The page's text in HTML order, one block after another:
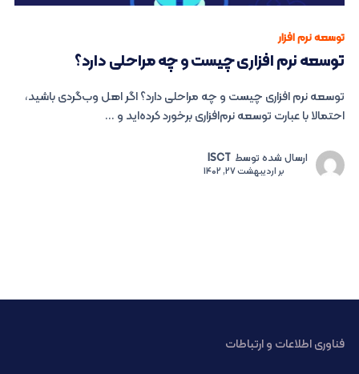
توسعه نرم افزار
توسعه نرم ‌افزاری چیست و چه مراحلی دارد؟
توسعه نرم ‌افزاری چیست و چه مراحلی دارد؟ اگر اهل وب‌گردی باشید،
احتمالا با عبارت توسعه نر‌م‌افزاری برخورد کرده‌اید و ...
ارسال شده توسط ISCT
براردیبهشت 27, 1402
فناوری اطلاعات و ارتباطات